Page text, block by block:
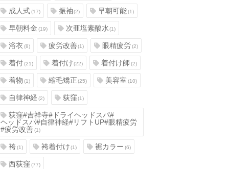
成人式(17) 振袖(2) 早朝可能(1)
早朝料金(19) 次亜塩素酸水(1)
浴衣(8) 疲労改善(1) 眼精疲労(2)
着付(21) 着付け(22) 着付け師(2)
着物(1) 縮毛矯正(25) 美容室(10)
自律神経(2) 荻窪(1)
荻窪#吉祥寺#ドライヘッドスパ#
ヘッドスパ#自律神経#リフトUP#眼精疲労
#疲労改善(1)
袴(1) 袴着付け(1) 裾カラー(6)
西荻窪(77)